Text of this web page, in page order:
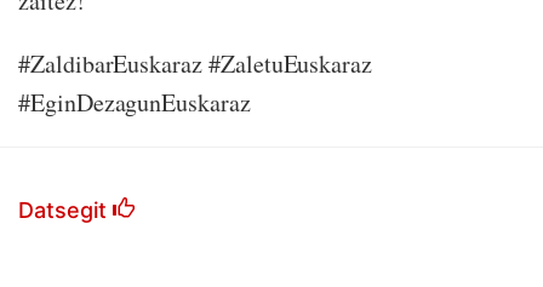
#ZaldibarEuskaraz #ZaletuEuskaraz
#EginDezagunEuskaraz
Datsegit